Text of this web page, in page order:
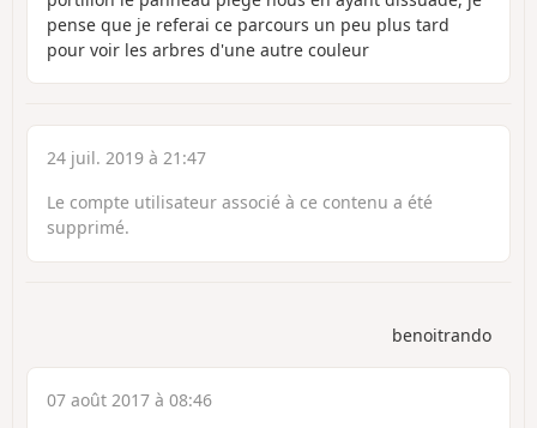
pense que je referai ce parcours un peu plus tard
pour voir les arbres d'une autre couleur
24 juil. 2019 à 21:47
Le compte utilisateur associé à ce contenu a été
supprimé.
benoitrando
07 août 2017 à 08:46